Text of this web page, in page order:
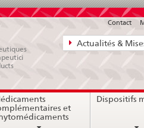
Navigation
directe:
bases
juridiques,
contact
Actualités &
Contact
et
Dispositifs